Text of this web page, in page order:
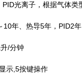
光离子，根据气体类
年、热导5年，PID2年
/分钟
示,5按键操作